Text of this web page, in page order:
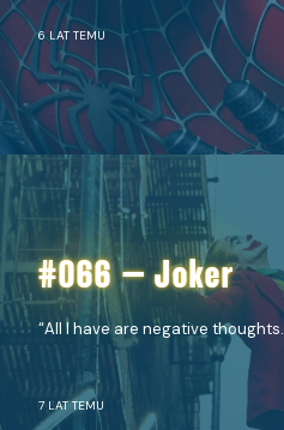
6 LAT TEMU
#066 – Joker
“All I have are negative thoughts.
7 LAT TEMU